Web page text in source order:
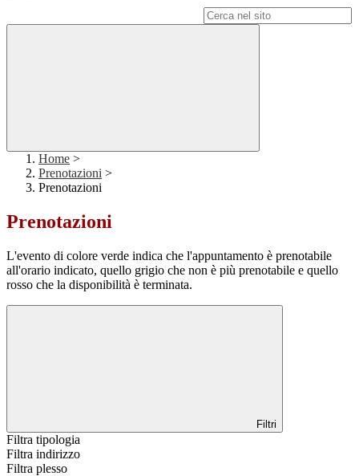
Home >
Prenotazioni >
Prenotazioni
Prenotazioni
L'evento di colore verde indica che l'appuntamento è prenotabile
all'orario indicato, quello grigio che non è più prenotabile e quello
rosso che la disponibilità è terminata.
Filtri
Filtra tipologia
Filtra indirizzo
Filtra plesso